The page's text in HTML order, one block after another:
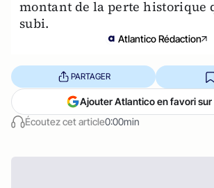
montant de la perte historique
subi.
Atlantico Rédaction
Écoutez cet article0:00min
PARTAGER
Ajouter Atlantico en favori sur